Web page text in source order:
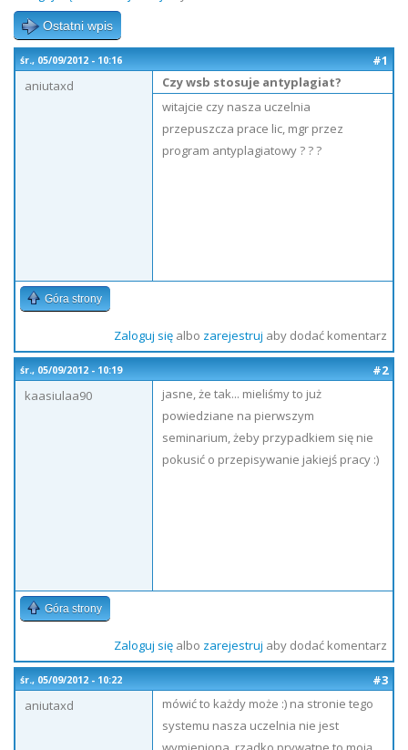
Ostatni wpis
śr., 05/09/2012 - 10:16
#1
aniutaxd
Czy wsb stosuje antyplagiat?
witajcie czy nasza uczelnia
przepuszcza prace lic, mgr przez
program antyplagiatowy ? ? ?
Góra strony
Zaloguj sięalbo zarejestruj aby dodać komentarz
śr., 05/09/2012 - 10:19
#2
kaasiulaa90
jasne, że tak... mieliśmy to już
powiedziane na pierwszym
seminarium, żeby przypadkiem się nie
pokusić o przepisywanie jakiejś pracy :)
Góra strony
Zaloguj sięalbo zarejestruj aby dodać komentarz
śr., 05/09/2012 - 10:22
#3
aniutaxd
mówić to każdy może :) na stronie tego
systemu nasza uczelnia nie jest